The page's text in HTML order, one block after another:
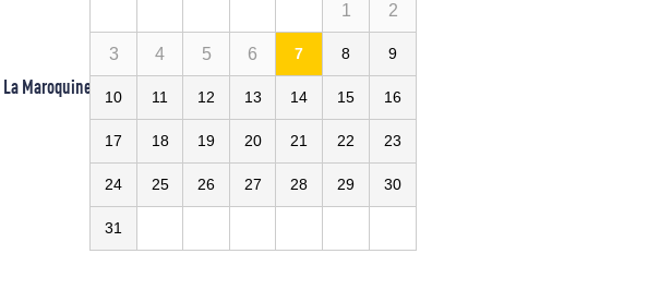
La Maroquinerie
1 2
3 4 5 6 7 8 9
10 11 12 13 14 15 16
17 18 19 20 21 22 23
24 25 26 27 28 29 30
31